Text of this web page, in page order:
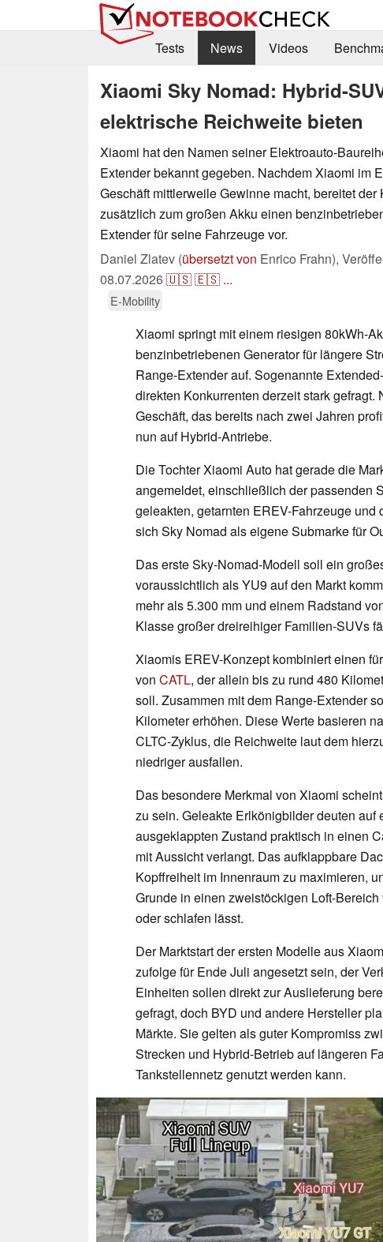
Tests
News Videos
Xiaomi Sky Nomad: Hybrid-
elektrische Reichweite bieten
Xiaomi hat den Namen seiner Elektroauto-
Extender bekannt gegeben. Nachdem Xiaomi im
Geschäft mittlerweile Gewinne macht, bereitet der
zusätzlich zum großen Akku einen
Extender für seine Fahrzeuge vor.
Daniel Zlatev (übersetzt von Enrico Frahn),
08.07.2026🇺🇸🇪🇸 ...
E-Mobility
Xiaomi springt mit einem riesigen 80kWh-
benzinbetriebenen Generator für längere
Range-Extender auf. Sogenannte
direkten Konkurrenten derzeit stark
Geschäft, das bereits nach zwei Jahren
nun auf Hybrid-Antriebe.
Die Tochter Xiaomi Auto hat gerade die
angemeldet, einschließlich der passenden
geleakten, getarnten EREV-Fahrzeuge
sich Sky Nomad als eigene Submarke für
Das erste Sky-Nomad-Modell soll ein
voraussichtlich als YU9 auf den Markt
mehr als 5.300 mm und einem Radstand
Klasse großer dreireihiger Familien-SUVs
Xiaomis EREV-Konzept kombiniert einen
von CATL, der allein bis zu rund 480
soll. Zusammen mit dem Range-Extender
Kilometer erhöhen. Diese Werte basieren
CLTC-Zyklus, die Reichweite laut dem
niedriger ausfallen.
Das besondere Merkmal von Xiaomi
zu sein. Geleakte Erlkönigbilder deuten
ausgeklappten Zustand praktisch in einen
mit Aussicht verlangt. Das aufklappbare
Kopffreiheit im Innenraum zu maximieren,
Grunde in einen zweistöckigen Loft-
oder schlafen lässt.
Der Marktstart der ersten Modelle aus
zufolge für Ende Juli angesetzt sein, der
Einheiten sollen direkt zur Auslieferung
gefragt, doch BYD und andere Hersteller
Märkte. Sie gelten als guter Kompromiss
Strecken und Hybrid-Betrieb auf längeren
Tankstellennetz genutzt werden kann.